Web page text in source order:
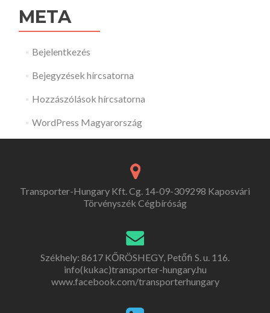
META
Bejelentkezés
Bejegyzések hírcsatorna
Hozzászólások hírcsatorna
WordPress Magyarország
Transporter-Hungary Kft. Cg. 14-09-309298 Kaposvári
Törvényszék Cégbíróság
Székhely: 8617 KŐRÖSHEGY, Petőfi S. u. 116.
info(kukac)transporter-hungary.hu
www.facebook.com/transporterhungary